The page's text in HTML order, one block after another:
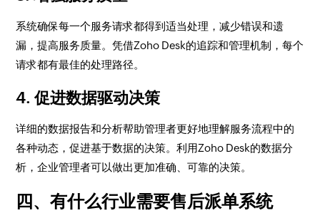
系统确保每一个服务请求都得到适当处理，减少错误和遗
漏，提高服务质量。凭借Zoho Desk的追踪和管理机制，每个
请求都有最佳的处理路径。
4. 促进数据驱动决策
详细的数据报告和分析帮助管理者更好地理解服务流程中的
各种动态，促进基于数据的决策。利用Zoho Desk的数据分
析，企业管理者可以做出更加准确、可靠的决策。
四、有什么行业需要售后派单系统